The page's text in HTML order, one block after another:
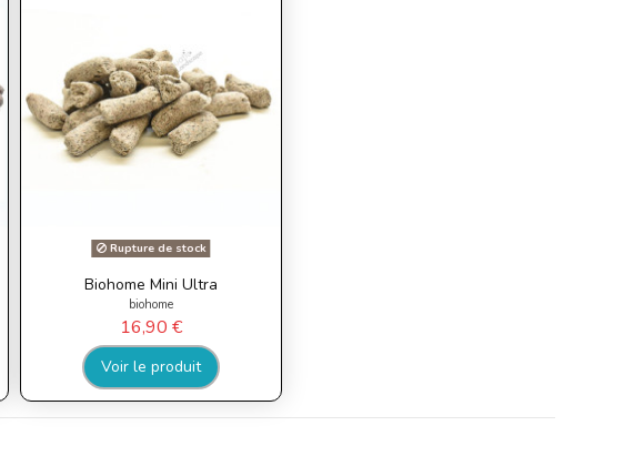
Rupture de stock
Biohome Mini Ultra
biohome
16,90 €
Voir le produit